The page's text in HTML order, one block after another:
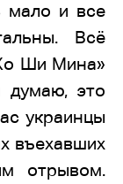
мало и все
Всё
Ши Мина»
думаю, это
украинцы
въехавших
отрывом.